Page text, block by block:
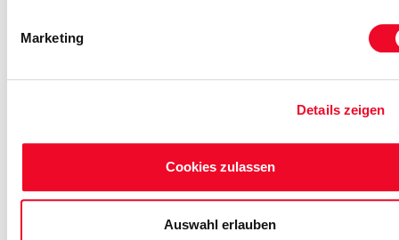
Marketing
Details zeigen
Cookies zulassen
Auswahl erlauben
der Welt
Paris
5 Tage ab